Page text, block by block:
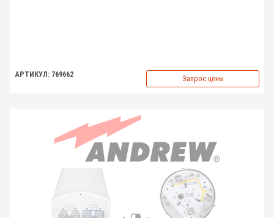
АРТИКУЛ: 769662 Запрос цены